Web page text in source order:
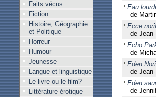
Faits vécus
Fiction
Histoire, Géographie
et Politique
Horreur
Humour
Jeunesse
Langue et linguistique
Le livre ou le film?
Littérature érotique
Eau
de
Ecce
de
Echo
de
Eden
de
Eden
de